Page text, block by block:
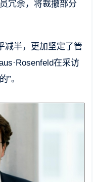
冗余，将裁撤部分
减半，更加坚定了管
在采访
”。